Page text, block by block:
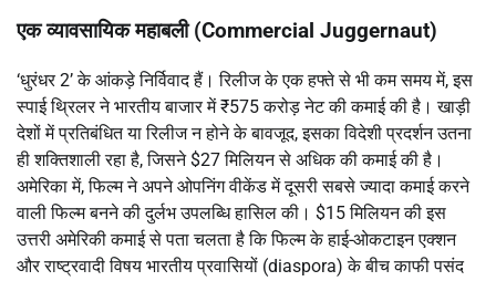
एक व्यावसायिक महाबली (Commercial Juggernaut)
‘धुरंधर 2’ के आंकड़े निर्विवाद हैं। रिलीज के एक हफ्ते से भी कम समय में, इस
स्पाई थ्रिलर ने भारतीय बाजार में ₹575 करोड़ नेट की कमाई की है। खाड़ी
देशों में प्रतिबंधित या रिलीज न होने के बावजूद, इसका विदेशी प्रदर्शन उतना
ही शक्तिशाली रहा है, जिसने $27 मिलियन से अधिक की कमाई की है।
अमेरिका में, फिल्म ने अपने ओपनिंग वीकेंड में दूसरी सबसे ज्यादा कमाई करने
वाली फिल्म बनने की दुर्लभ उपलब्धि हासिल की। $15 मिलियन की इस
उत्तरी अमेरिकी कमाई से पता चलता है कि फिल्म के हाई-ओकटाइन एक्शन
और राष्ट्रवादी विषय भारतीय प्रवासियों (diaspora) के बीच काफी पसंद